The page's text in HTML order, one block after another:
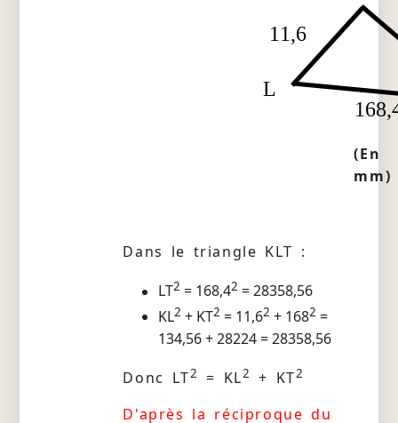
L
11,6
(En
mm)
Dans le triangle KLT :
LT2 = 168,42 = 28358,56
KL2 + KT2 = 11,62 + 1682 =
134,56 + 28224 = 28358,56
Donc LT2 = KL2 + KT2
D'après la réciproque du